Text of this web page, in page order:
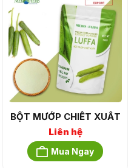
BỘT MƯỚP CHIẾT XUẤT
Liên hệ
Mua Ngay